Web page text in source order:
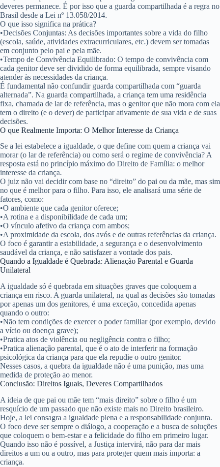
deveres permanece. É por isso que a guarda compartilhada é a regra no
Brasil desde a Lei nº 13.058/2014.
O que isso significa na prática?
•Decisões Conjuntas: As decisões importantes sobre a vida do filho
(escola, saúde, atividades extracurriculares, etc.) devem ser tomadas
em conjunto pelo pai e pela mãe.
•Tempo de Convivência Equilibrado: O tempo de convivência com
cada genitor deve ser dividido de forma equilibrada, sempre visando
atender às necessidades da criança.
É fundamental não confundir guarda compartilhada com “guarda
alternada”. Na guarda compartilhada, a criança tem uma residência
fixa, chamada de lar de referência, mas o genitor que não mora com ela
tem o direito (e o dever) de participar ativamente de sua vida e de suas
decisões.
O que Realmente Importa: O Melhor Interesse da Criança
Se a lei estabelece a igualdade, o que define com quem a criança vai
morar (o lar de referência) ou como será o regime de convivência? A
resposta está no princípio máximo do Direito de Família: o melhor
interesse da criança.
O juiz não vai decidir com base no “direito” do pai ou da mãe, mas sim
no que é melhor para o filho. Para isso, ele analisará uma série de
fatores, como:
•O ambiente que cada genitor oferece;
•A rotina e a disponibilidade de cada um;
•O vínculo afetivo da criança com ambos;
•A proximidade da escola, dos avós e de outras referências da criança.
O foco é garantir a estabilidade, a segurança e o desenvolvimento
saudável da criança, e não satisfazer a vontade dos pais.
Quando a Igualdade é Quebrada: Alienação Parental e Guarda
Unilateral
A igualdade só é quebrada em situações graves que coloquem a
criança em risco. A guarda unilateral, na qual as decisões são tomadas
por apenas um dos genitores, é uma exceção, concedida apenas
quando o outro:
•Não tem condições de exercer o poder familiar (por exemplo, devido
a vício ou doença grave);
•Pratica atos de violência ou negligência contra o filho;
•Pratica alienação parental, que é o ato de interferir na formação
psicológica da criança para que ela repudie o outro genitor.
Nesses casos, a quebra da igualdade não é uma punição, mas uma
medida de proteção ao menor.
Conclusão: Direitos Iguais, Deveres Compartilhados
A ideia de que pai ou mãe tem “mais direito” sobre o filho é um
resquício de um passado que não existe mais no Direito brasileiro.
Hoje, a lei consagra a igualdade plena e a responsabilidade conjunta.
O foco deve ser sempre o diálogo, a cooperação e a busca de soluções
que coloquem o bem-estar e a felicidade do filho em primeiro lugar.
Quando isso não é possível, a Justiça intervirá, não para dar mais
direitos a um ou a outro, mas para proteger quem mais importa: a
criança.